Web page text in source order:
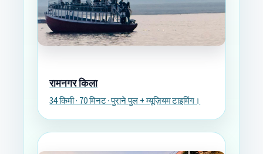
रामनगर किला
34 किमी · 70 मिनट · पुराने पुल + म्यूज़ियम टाइमिंग।